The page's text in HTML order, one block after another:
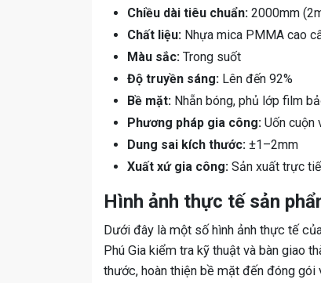
Chiều dài tiêu chuẩn: 2000mm
Chất liệu: Nhựa mica PMMA cao
Màu sắc: Trong suốt
Độ truyền sáng: Lên đến 92%
Bề mặt: Nhẵn bóng, phủ lớp film
Phương pháp gia công: Uốn cuộn
Dung sai kích thước: ±1–2mm
Xuất xứ gia công: Sản xuất trực
Hình ảnh thực tế sản
Dưới đây là một số hình ảnh thực tế
Phú Gia kiểm tra kỹ thuật và bàn giao
thước, hoàn thiện bề mặt đến đóng